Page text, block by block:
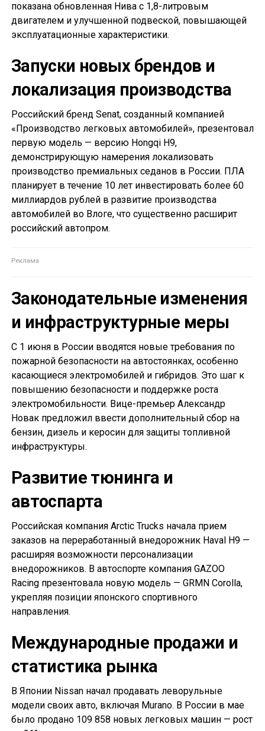
показана обновленная Нива с 1,8-литровым
двигателем и улучшенной подвеской, повышающей
эксплуатационные характеристики.
Запуски новых брендов и
локализация производства
Российский бренд Senat, созданный компанией
«Производство легковых автомобилей», презентовал
первую модель — версию Hongqi H9,
демонстрирующую намерения локализовать
производство премиальных седанов в России. ПЛА
планирует в течение 10 лет инвестировать более 60
миллиардов рублей в развитие производства
автомобилей во Влоге, что существенно расширит
российский автопром.
Законодательные изменения
и инфраструктурные меры
С 1 июня в России вводятся новые требования по
пожарной безопасности на автостоянках, особенно
касающиеся электромобилей и гибридов. Это шаг к
повышению безопасности и поддержке роста
электромобильности. Вице-премьер Александр
Новак предложил ввести дополнительный сбор на
бензин, дизель и керосин для защиты топливной
инфраструктуры.
Развитие тюнинга и
автоспарта
Российская компания Arctic Trucks начала прием
заказов на переработанный внедорожник Haval H9 —
расширяя возможности персонализации
внедорожников. В автоспорте компания GAZOO
Racing презентовала новую модель — GRMN Corolla,
укрепляя позиции японского спортивного
направления.
Международные продажи и
статистика рынка
В Японии Nissan начал продавать леворульные
модели своих авто, включая Murano. В России в мае
было продано 109 858 новых легковых машин — рост